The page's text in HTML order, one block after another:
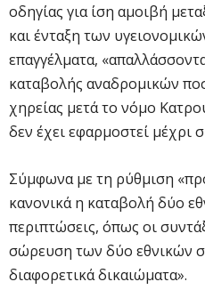
οδηγίας για ίση αμοιβή
και ένταξη των
επαγγέλματα,
καταβολής αναδρομικών
χηρείας μετά το νόμο
δεν έχει εφαρμοστεί μέχρι
Σύμφωνα με τη ρύθμιση
κανονικά η καταβολή δύο
περιπτώσεις, όπως οι
σώρευση των δύο εθνικών
διαφορετικά δικαιώματα».